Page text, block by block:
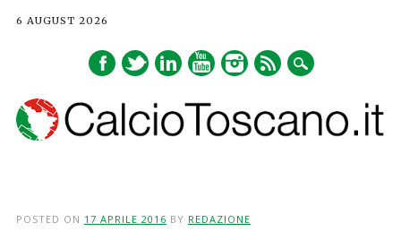
6 AUGUST 2026
POSTED ON 17 APRILE 2016 BY REDAZIONE